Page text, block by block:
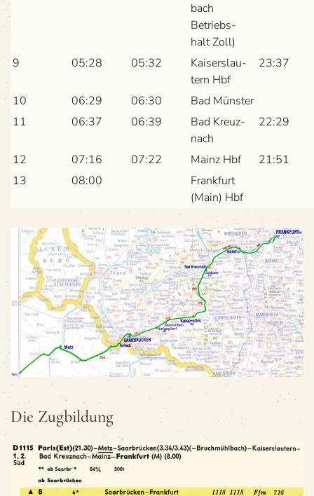
bach
Betriebs­
halt Zoll)
9
05:28 05:32
Kai­sers­lau­
tern Hbf
23:37
10 06:29 06:30
Bad Müns­ter
11
06:37 06:39
Bad Kreuz­
nach
22:29
12 07:16 07:22 Mainz Hbf
21:51
13
08:00
Frank­furt
(Main) Hbf
Die Zug­bil­dung